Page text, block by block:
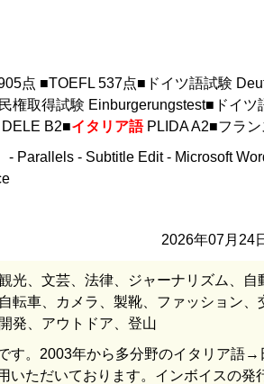
点 ■TOEFL 537点■ドイツ語試験
権取得試験 Einburgerungstest■ドイ
B2■イタリア語PLIDA A2■フラ
- Parallels - Subtitle Edit - Microsoft
2026年07月24
光、文芸、法律、ジャーナリズム、自
転車、カメラ、製靴、ファッション、
発、アウトドア、登山
す。2003年から多分野のイタリア語→
いただいております。インボイスの発